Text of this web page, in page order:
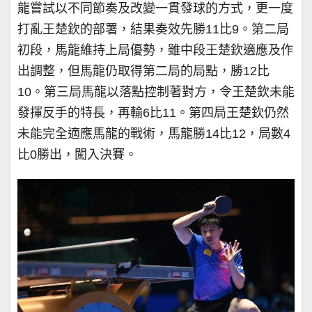
龍嘗試以不同節奏及改變一貫發球的方式，更一度
打亂王楚欽的部署，結果奏效先勝11比9。第二局
初段，馬龍維持上局優勢，雖中段王楚欽適應及作
出調整，但馬龍仍取得第二局的局點，勝12比
10。第三局馬龍以落點控制著對方，令王楚欽未能
發揮反手的特長，再輸6比11。第四局王楚欽仍然
未能完全適應馬龍的戰術，馬龍勝14比12，局數4
比0勝出，闖入決賽。